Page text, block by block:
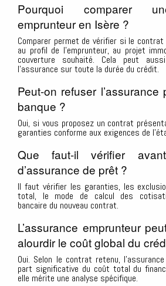
Pourquoi comparer
emprunteur en Isère ?
Comparer permet de vérifier si le
au profil de l’emprunteur, au projet
couverture souhaité. Cela peut
l’assurance sur toute la durée du crédit.
Peut-on refuser
banque ?
Oui, si vous proposez un contrat
garanties conforme aux exigences de
Que faut-il vérifier
d’assurance de prêt ?
Il faut vérifier les garanties, les
total, le mode de calcul des
bancaire du nouveau contrat.
L’assurance emprunteur
alourdir le coût global du
Oui. Selon le contrat retenu,
part significative du coût total du
elle mérite une analyse spécifique.